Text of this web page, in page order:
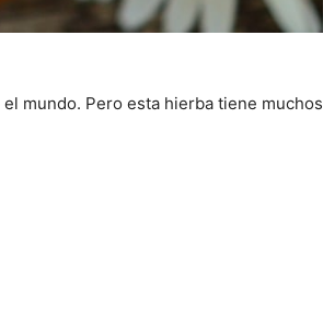
mundo. Pero esta hierba tiene muchos